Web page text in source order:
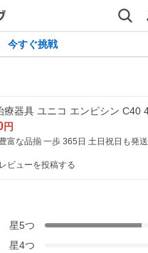
今すぐ挑戦
円
豊富な品揃 一歩 365日 土日祝日も発送
レビューを投稿する
星5つ
星4つ